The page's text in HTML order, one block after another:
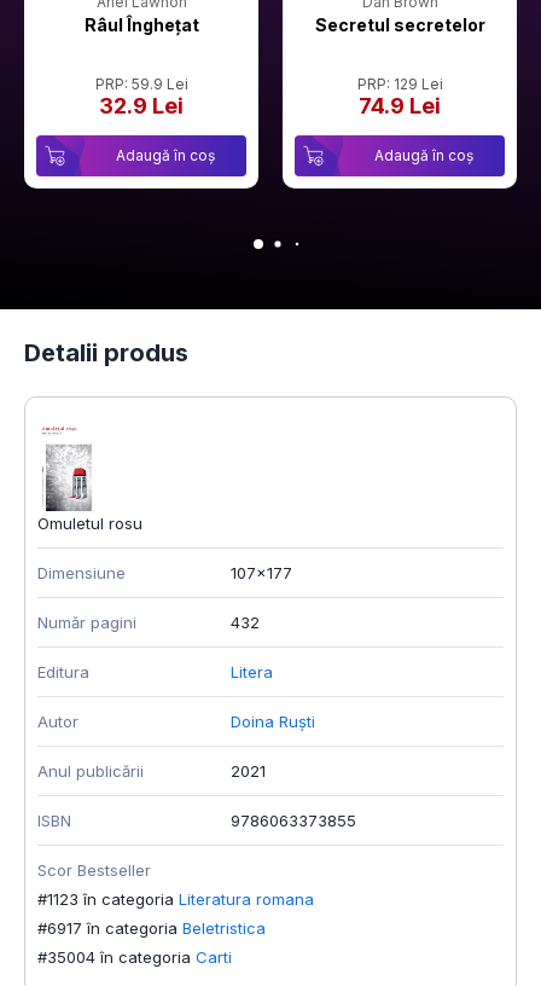
Râul Înghețat
PRP: 59.9 Lei
32.9 Lei
Adaugă în coș
Secretul secretelor
PRP: 129 Lei
74.9 Lei
Adaugă în coș
Detalii produs
Omuletul rosu
Dimensiune 107x177
Număr pagini 432
Editura Litera
Autor Doina Ruști
Anul publicării 2021
ISBN 9786063373855
Scor Bestseller
#1123 în categoria Literatura romana
#6917 în categoria Beletristica
#35004 în categoria Carti